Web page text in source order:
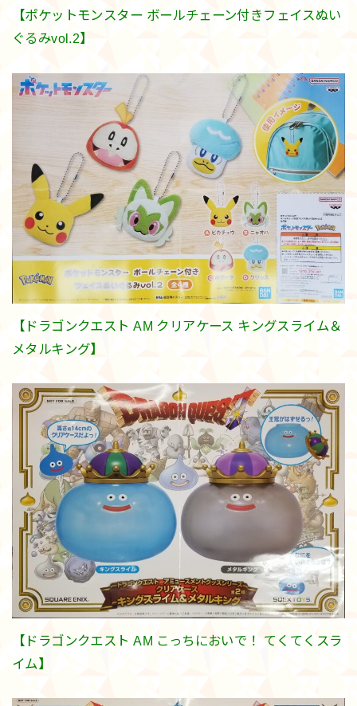
【ポケットモンスター ボールチェーン付きフェイスぬい
ぐるみvol.2】
【ドラゴンクエスト AM クリアケース キングスライム＆
メタルキング】
【ドラゴンクエスト AM こっちにおいで！ てくてくスラ
イム】